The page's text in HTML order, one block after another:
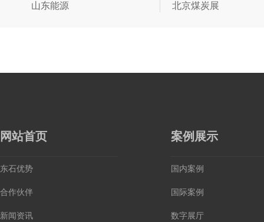
山东能源 北京煤炭展
网站首页
东石优势
合作伙伴
新闻资讯
案例展示
国内案例
国际案例
数字展厅